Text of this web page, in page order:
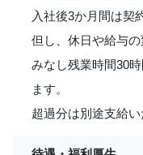
入社後3か月間は契
但し、休日や給与の
みなし残業時間30
ます。
超過分は別途支給い